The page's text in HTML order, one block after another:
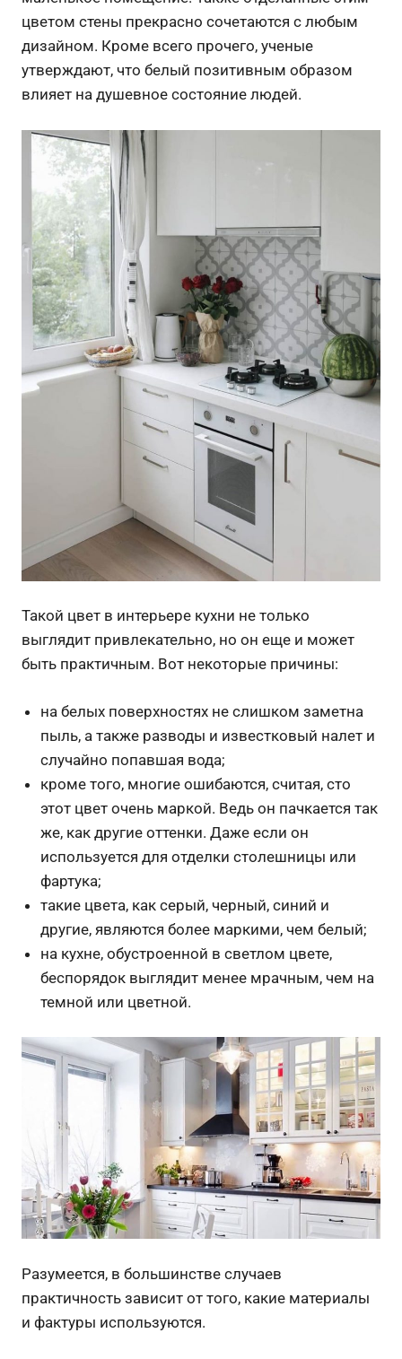
цветом стены прекрасно сочетаются с любым
дизайном. Кроме всего прочего, ученые
утверждают, что белый позитивным образом
влияет на душевное состояние людей.
Такой цвет в интерьере кухни не только
выглядит привлекательно, но он еще и может
быть практичным. Вот некоторые причины:
на белых поверхностях не слишком заметна
пыль, а также разводы и известковый налет и
случайно попавшая вода;
кроме того, многие ошибаются, считая, сто
этот цвет очень маркой. Ведь он пачкается так
же, как другие оттенки. Даже если он
используется для отделки столешницы или
фартука;
такие цвета, как серый, черный, синий и
другие, являются более маркими, чем белый;
на кухне, обустроенной в светлом цвете,
беспорядок выглядит менее мрачным, чем на
темной или цветной.
Разумеется, в большинстве случаев
практичность зависит от того, какие материалы
и фактуры используются.